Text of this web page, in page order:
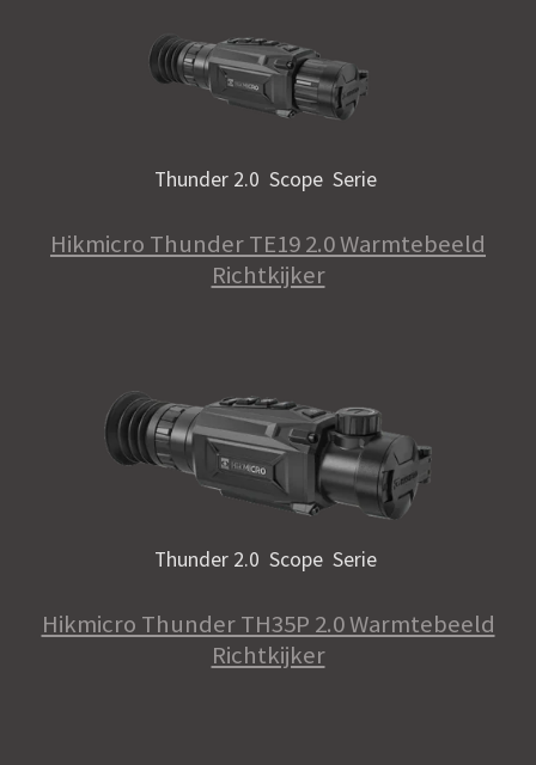
Thunder 2.0 Scope Serie
Hikmicro Thunder TE19 2.0 Warmtebeeld
Richtkijker
Thunder 2.0 Scope Serie
Hikmicro Thunder TH35P 2.0 Warmtebeeld
Richtkijker